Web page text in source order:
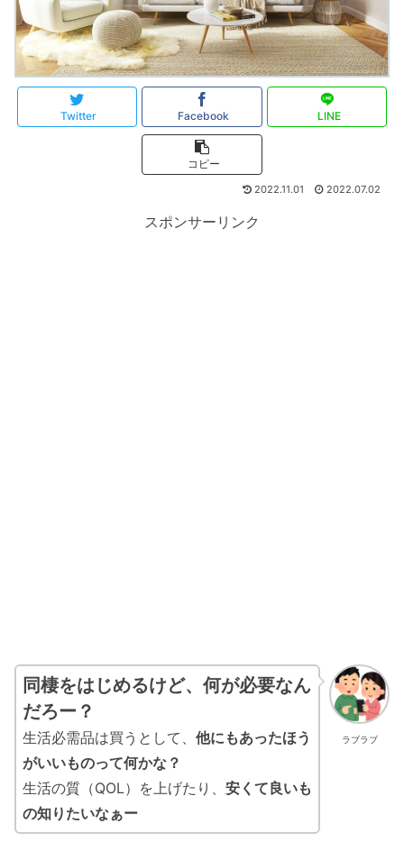
Twitter Facebook LINE
コピー
2022.11.01 2022.07.02
スポンサーリンク
ラブラブ
同棲をはじめるけど、何が必要なん
だろー？
生活必需品は買うとして、 他にもあったほう
がいいものって何かな？
生活の質（QOL）を上げたり、 安くて良いも
の知りたいなぁー